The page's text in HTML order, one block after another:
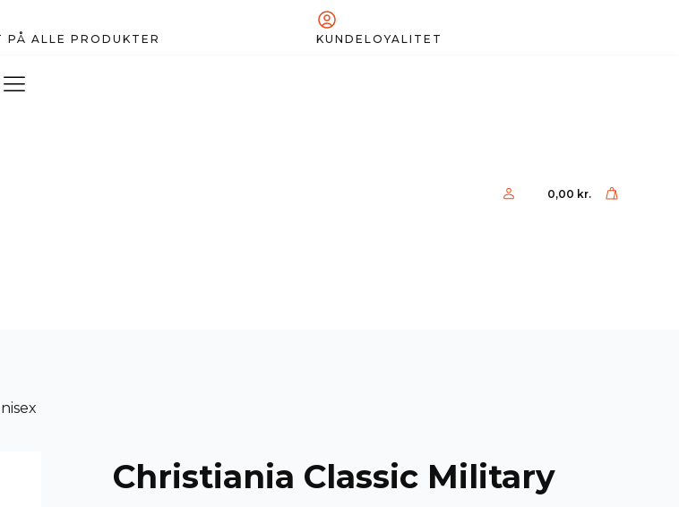
ALLE PRODUKTER KUNDELOYALITET
0,00 kr.
Christiania Classic Military